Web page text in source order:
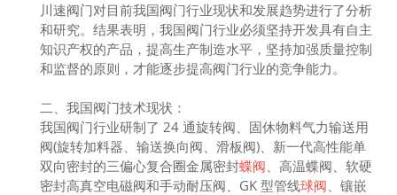
川速阀门对目前我国阀门行业现状和发展趋势进行了分析
和研究。结果表明，我国阀门行业必须坚持开发具有自主
知识产权的产品，提高生产制造水平，坚持加强质量控制
和监督的原则，才能逐步提高阀门行业的竞争能力。
二、我国阀门技术现状：
我国阀门行业研制了 24 通旋转阀、固休物料气力输送用
阀(旋转加料器、输送换向阀、滑板阀)、新一代高性能单
双向密封的三偏心复合圈金属密封蝶阀、高温蝶阀、软硬
密封高真空电磁阀和手动耐压阀、GK 型管线球阀、镶嵌